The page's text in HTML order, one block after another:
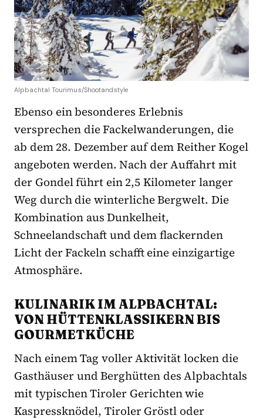
Alpbachtal Tourimus/Shootandstyle
Ebenso ein besonderes Erlebnis
versprechen die Fackelwanderungen, die
ab dem 28. Dezember auf dem Reither Kogel
angeboten werden. Nach der Auffahrt mit
der Gondel führt ein 2,5 Kilometer langer
Weg durch die winterliche Bergwelt. Die
Kombination aus Dunkelheit,
Schneelandschaft und dem flackernden
Licht der Fackeln schafft eine einzigartige
Atmosphäre.
KULINARIK IM ALPBACHTAL:
VON HÜTTENKLASSIKERN BIS
GOURMETKÜCHE
Nach einem Tag voller Aktivität locken die
Gasthäuser und Berghütten des Alpbachtals
mit typischen Tiroler Gerichten wie
Kaspressknödel, Tiroler Gröstl oder